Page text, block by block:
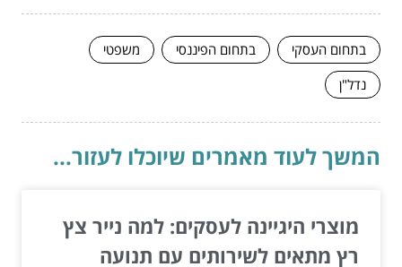
בתחום העסקי בתחום הפיננסי
משפטי
נדל"ן
המשך לעוד מאמרים שיוכלו לעזור...
מוצרי היגיינה לעסקים: למה נייר צץ
רץ מתאים לשירותים עם תנועה